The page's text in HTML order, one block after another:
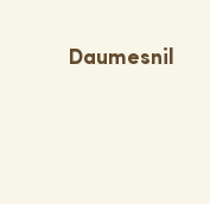
Daumesnil